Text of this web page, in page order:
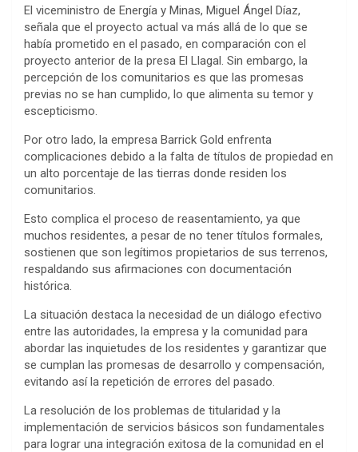
El viceministro de Energía y Minas, Miguel Ángel Díaz,
señala que el proyecto actual va más allá de lo que se
había prometido en el pasado, en comparación con el
proyecto anterior de la presa El Llagal. Sin embargo, la
percepción de los comunitarios es que las promesas
previas no se han cumplido, lo que alimenta su temor y
escepticismo.
Por otro lado, la empresa Barrick Gold enfrenta
complicaciones debido a la falta de títulos de propiedad en
un alto porcentaje de las tierras donde residen los
comunitarios.
Esto complica el proceso de reasentamiento, ya que
muchos residentes, a pesar de no tener títulos formales,
sostienen que son legítimos propietarios de sus terrenos,
respaldando sus afirmaciones con documentación
histórica.
La situación destaca la necesidad de un diálogo efectivo
entre las autoridades, la empresa y la comunidad para
abordar las inquietudes de los residentes y garantizar que
se cumplan las promesas de desarrollo y compensación,
evitando así la repetición de errores del pasado.
La resolución de los problemas de titularidad y la
implementación de servicios básicos son fundamentales
para lograr una integración exitosa de la comunidad en el